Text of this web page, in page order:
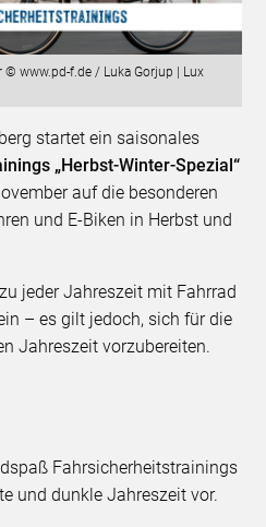
© www.pd-f.de / Luka Gorjup | Lux
startet ein saisonales
„Herbst-Winter-Spezial“
auf die besonderen
und E-Biken in Herbst und
jeder Jahreszeit mit Fahrrad
– es gilt jedoch, sich für die
Jahreszeit vorzubereiten.
Fahrsicherheitstrainings
und dunkle Jahreszeit vor.